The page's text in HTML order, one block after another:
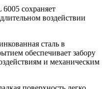
сохраняет
воздействии
сталь в
обеспечивает забору
и механическим